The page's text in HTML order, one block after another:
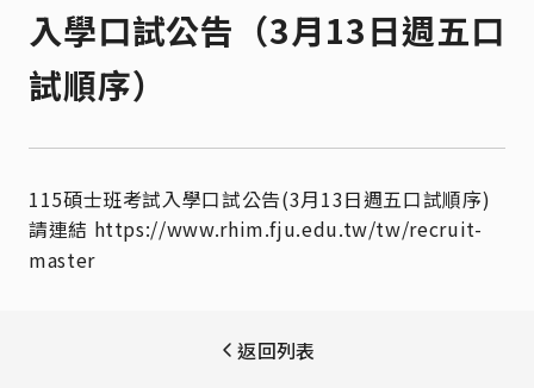
入學口試公告（3月13日週五口
試順序）
115碩士班考試入學口試公告(3月13日週五口試順序)
請連結 https://www.rhim.fju.edu.tw/tw/recruit-
master
返回列表